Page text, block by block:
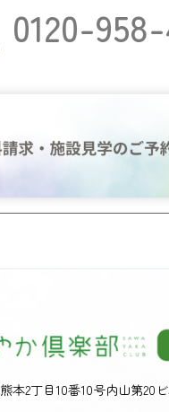
0120-
本2丁目10番10号内山第20